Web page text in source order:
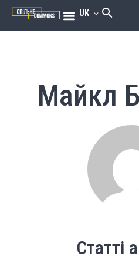
UK
Майкл
Статті